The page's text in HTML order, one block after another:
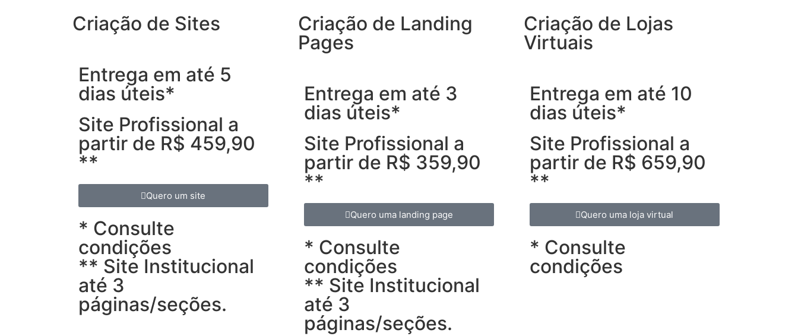
Criação de Sites
Entrega em até 5
dias úteis*
Site Profissional a
partir de R$ 459,90
**
Quero um site
* Consulte
condições
** Site Institucional
até 3
páginas/seções.
Criação de Landing
Pages
Entrega em até 3
dias úteis*
Site Profissional a
partir de R$ 359,90
**
Quero uma landing page
* Consulte
condições
** Site Institucional
até 3
páginas/seções.
Criação de Lojas
Virtuais
Entrega em até 10
dias úteis*
Site Profissional a
partir de R$ 659,90
**
Quero uma loja virtual
* Consulte
condições